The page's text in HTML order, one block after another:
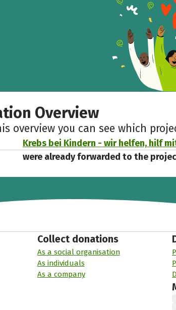
Overview
overview you can see which
Krebs bei Kindern - wir helfen, hilf
were already forwarded to the
Collect donations
As a social organisation
As individuals
As a company